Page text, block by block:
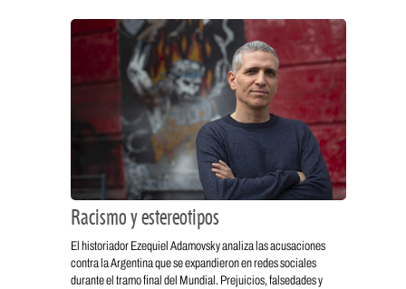
Racismo y estereotipos
El historiador Ezequiel Adamovsky analiza las acusaciones
contra la Argentina que se expandieron en redes sociales
durante el tramo final del Mundial. Prejuicios, falsedades y